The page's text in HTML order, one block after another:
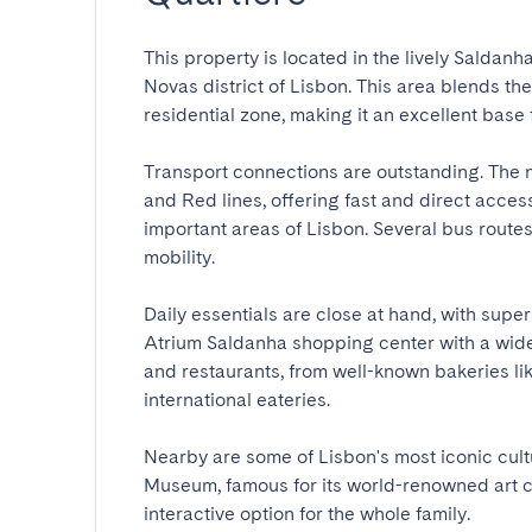
This property is located in the lively
Novas district of Lisbon. This area blends
residential zone, making it an excellent
Transport connections are outstanding. The
and Red lines, offering fast and direct
important areas of Lisbon. Several bus
mobility.
Daily essentials are close at hand, with
Atrium Saldanha shopping center with a
and restaurants, from well-known bakeries
international eateries.
Nearby are some of Lisbon's most iconic
Museum, famous for its world-renowned art
interactive option for the whole family.